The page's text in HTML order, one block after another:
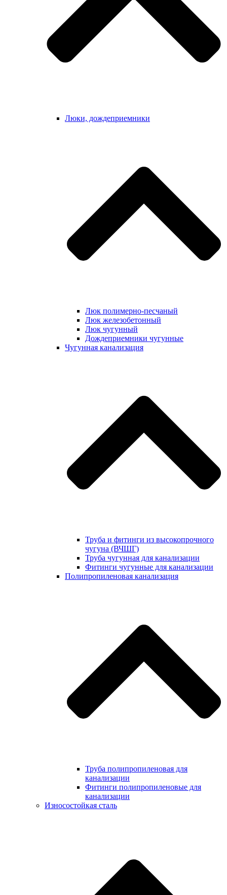
Люки, дождеприемники
Люк полимерно-песчаный
Люк железобетонный
Люк чугунный
Дождеприемники чугунные
Чугунная канализация
Труба и фитинги из высокопрочного
чугуна (ВЧШГ)
Труба чугунная для канализации
Фитинги чугунные для канализации
Полипропиленовая канализация
Труба полипропиленовая для
канализации
Фитинги полипропиленовые для
канализации
Износостойкая сталь